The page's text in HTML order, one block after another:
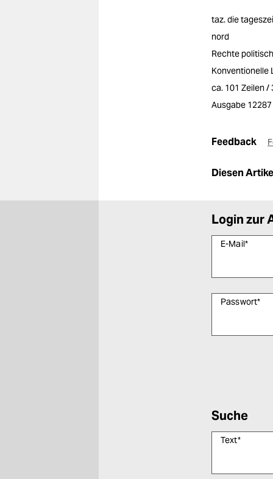
taz. die
nord
Rechte
Konventionelle
ca. 101 Zeilen /
Ausgabe 12287
Feedback
Diesen
Login zur
E-Mail*
Passwort*
Suche
Text*